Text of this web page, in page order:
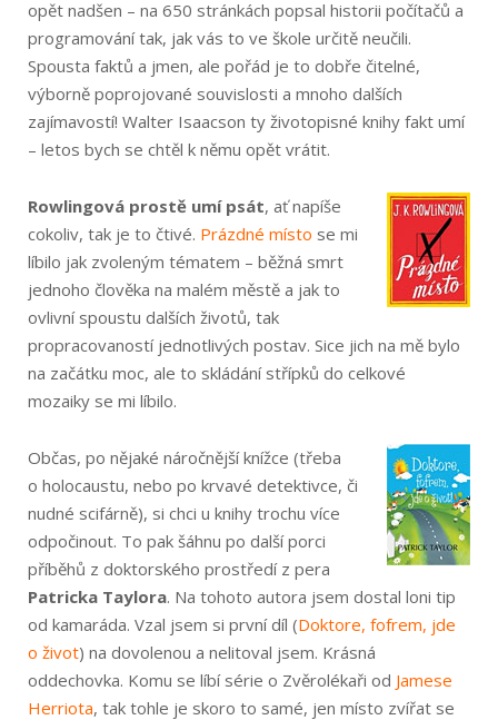
opět nadšen – na 650 stránkách popsal historii počítačů a
programování tak, jak vás to ve škole určitě neučili.
Spousta faktů a jmen, ale pořád je to dobře čitelné,
výborně poprojované souvislosti a mnoho dalších
zajímavostí! Walter Isaacson ty životopisné knihy fakt umí
– letos bych se chtěl k němu opět vrátit.
Rowlingová prostě umí psát, ať napíše
cokoliv, tak je to čtivé. Prázdné místo se mi
líbilo jak zvoleným tématem – běžná smrt
jednoho člověka na malém městě a jak to
ovlivní spoustu dalších životů, tak
propracovaností jednotlivých postav. Sice jich na mě bylo
na začátku moc, ale to skládání střípků do celkové
mozaiky se mi líbilo.
Občas, po nějaké náročnější knížce (třeba
o holocaustu, nebo po krvavé detektivce, či
nudné scifárně), si chci u knihy trochu více
odpočinout. To pak šáhnu po další porci
příběhů z doktorského prostředí z pera
Patricka Taylora. Na tohoto autora jsem dostal loni tip
od kamaráda. Vzal jsem si první díl (Doktore, fofrem, jde
o život) na dovolenou a nelitoval jsem. Krásná
oddechovka. Komu se líbí série o Zvěrolékaři od Jamese
Herriota, tak tohle je skoro to samé, jen místo zvířat se